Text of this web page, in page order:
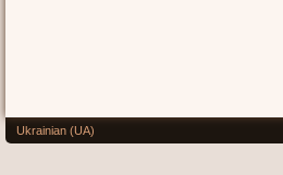
Ukrainian (UA)